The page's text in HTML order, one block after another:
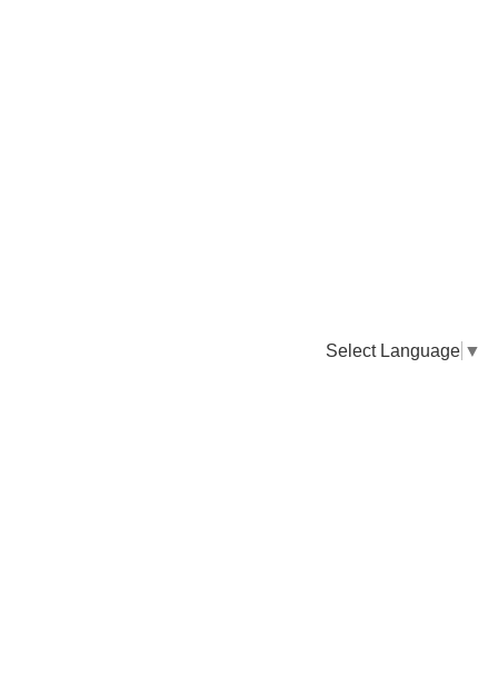
Select Language ▼